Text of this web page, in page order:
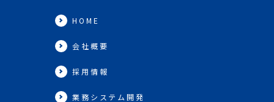
HOME
会社概要
採用情報
業務システム開発